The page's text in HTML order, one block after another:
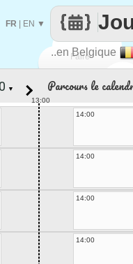
Faire
..en Belgique
FR EN ▼
▼ Parcours le
13:00
14:00
14:00
14:00
14:00